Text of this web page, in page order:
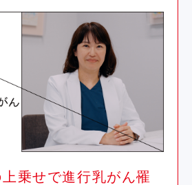
乗せで進行乳がん罹